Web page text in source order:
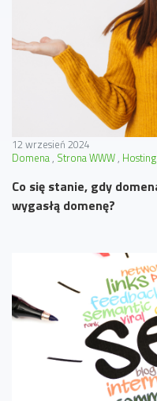
12 wrzesień 2024
Domena Strona WWW Hosting
Co się stanie, gdy
wygasłą domenę?